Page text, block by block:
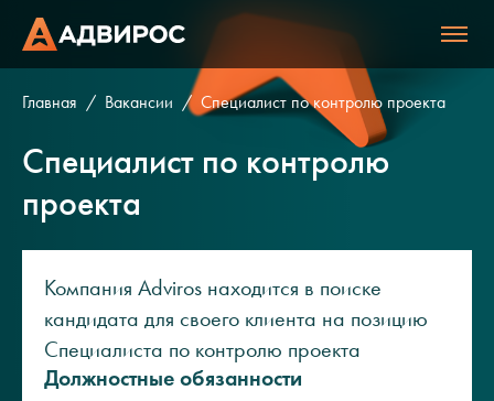
Главная Вакансии Специалист по контролю проекта
Специалист по контролю
проекта
Компания Adviros находится в поиске
кандидата для своего клиента на позицию
Специалиста по контролю проекта
Должностные обязанности